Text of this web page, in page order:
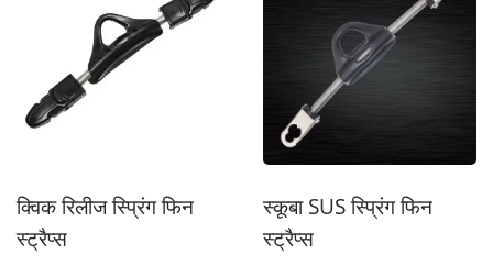
क्विक रिलीज स्प्रिंग फिन
स्ट्रैप्स
स्कूबा SUS स्प्रिंग फिन
स्ट्रैप्स